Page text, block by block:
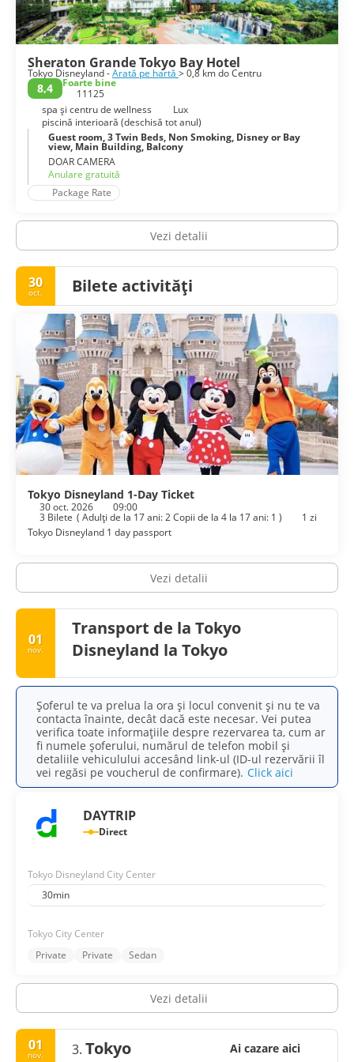
Disneyland se asigura ca papilele tale gustative vor fi la fel
de incantate ca si simtul tau de minune.
Sheraton Grande Tokyo Bay Hotel
Tokyo Disneyland -Arată pe hartă > 0,8 km do Centru
8,4
Foarte bine
11125
spa și centru de wellness
Lux
piscină interioară (deschisă tot anul)
Guest room, 3 Twin Beds, Non Smoking, Disney or Bay
view, Main Building, Balcony
DOAR CAMERA
Anulare gratuită
Package Rate
Vezi detalii
30
oct. Bilete activități
Tokyo Disneyland 1-Day Ticket
30 oct. 2026 09:00
3 Bilete ( Adulți de la 17 ani: 2Copii de la 4 la 17 ani: 1 )
1 zi
Tokyo Disneyland 1 day passport
Vezi detalii
01
nov.
Transport de la Tokyo
Disneyland la Tokyo
Șoferul te va prelua la ora și locul convenit și nu te va
contacta înainte, decât dacă este necesar. Vei putea
verifica toate informațiile despre rezervarea ta, cum ar
fi numele șoferului, numărul de telefon mobil și
detaliile vehiculului accesând link-ul (ID-ul rezervării îl
vei regăsi pe voucherul de confirmare). Click aici
DAYTRIP
Direct
Tokyo Disneyland City Center
30min
Tokyo City Center
Private
Private Sedan
Vezi detalii
01
nov. 3. Tokyo Ai cazare aici